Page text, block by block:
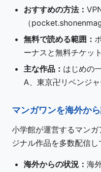
おすすめの方法：
（
無料で読める範囲：
ーナスと無料チケッ
主な作品： はじめの
A、東京卍リベンジ
マンガワンを海外か
小学館が運営するマン
ジナル作品を多数配信し
海外からの状況： 海